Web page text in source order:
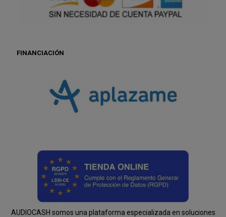
FINANCIACIÓN
AUDIOCASH somos una plataforma especializada en soluciones